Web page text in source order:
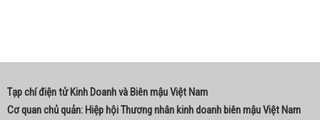
Tạp chí điện tử Kinh Doanh và Biên mậu Việt Nam
Cơ quan chủ quản: Hiệp hội Thương nhân kinh doanh biên mậu Việt Nam